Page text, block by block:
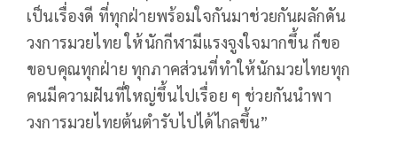
เป็นเรื่องดี ที่ทุกฝ่ายพร้อมใจกันมาช่วยกันผลักดัน
วงการมวยไทย ให้นักกีฬามีแรงจูงใจมากขึ้น ก็ขอ
ขอบคุณทุกฝ่าย ทุกภาคส่วนที่ทำให้นักมวยไทยทุก
คนมีความฝันที่ใหญ่ขึ้นไปเรื่อย ๆ ช่วยกันนำพา
วงการมวยไทยต้นตำรับไปได้ไกลขึ้น”